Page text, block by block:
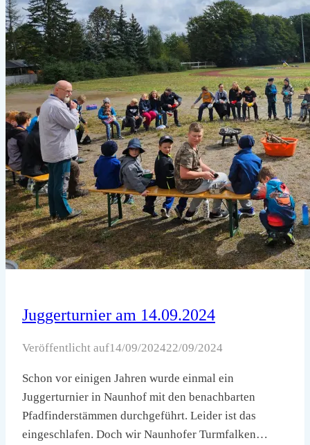
Juggerturnier am 14.09.2024
Veröffentlicht auf14/09/202422/09/2024
Schon vor einigen Jahren wurde einmal ein
Juggerturnier in Naunhof mit den benachbarten
Pfadfinderstämmen durchgeführt. Leider ist das
eingeschlafen. Doch wir Naunhofer Turmfalken…